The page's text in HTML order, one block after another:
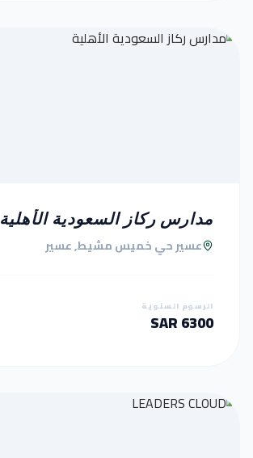
مدارس ركاز السعودية الأهلية
عسير حي خميس مشيط, عسير
الرسوم السنوية
6300 SAR